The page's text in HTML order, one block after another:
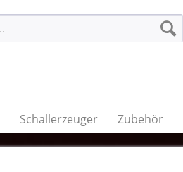
Schallerzeuger Zubehör